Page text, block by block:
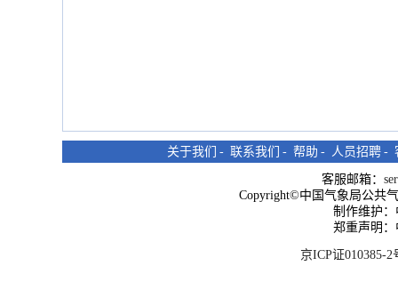
关于我们 - 联系我们 - 帮助 - 人员招聘 -
客服邮箱：
Copyright©中国气象局公共
制作维护
郑重声明
京ICP证010385-2